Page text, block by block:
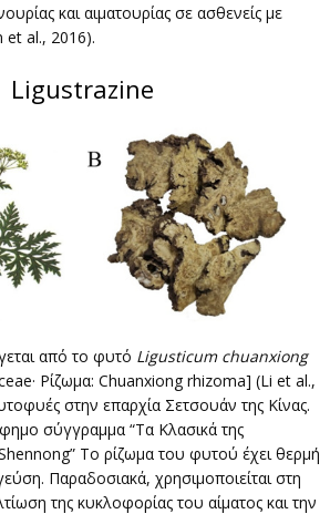
και αιματουρίας σε ασθενείς με
et al., 2016).
Ligustrazine
από το φυτό Ligusticum chuanxiong
Ρίζωμα: Chuanxiong rhizoma] (Li et al.,
στην επαρχία Σετσουάν της Κίνας.
σύγγραμμα “Τα Κλασικά της
Το ρίζωμα του φυτού έχει θερμή
Παραδοσιακά, χρησιμοποιείται στη
της κυκλοφορίας του αίματος και την